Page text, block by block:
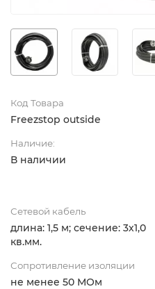
Код Товара
Freezstop outside
Наличие:
В наличии
Сетевой кабель
длина: 1,5 м; сечение: 3х1,0
кв.мм.
Сопротивление изоляции
не менее 50 МОм